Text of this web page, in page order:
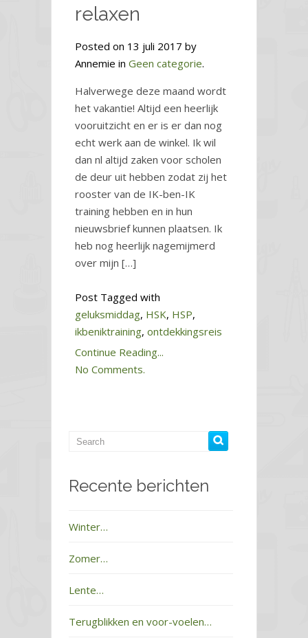
relaxen
Posted on 13 juli 2017 by
Annemie in Geen categorie.
Halverwege deze maand wordt
het vakantie! Altijd een heerlijk
vooruitzicht en er is er dan nog
echt werk aan de winkel. Ik wil
dan nl altijd zaken voor scholen
de deur uit hebben zodat zij het
rooster van de IK-ben-IK
training hebben en in hun
nieuwsbrief kunnen plaatsen. Ik
heb nog heerlijk nagemijmerd
over mijn […]
Post Tagged with
geluksmiddag, HSK, HSP,
ikbeniktraining, ontdekkingsreis
Continue Reading...
No Comments.
Recente berichten
Winter…
Zomer…
Lente…
Terugblikken en voor-voelen…